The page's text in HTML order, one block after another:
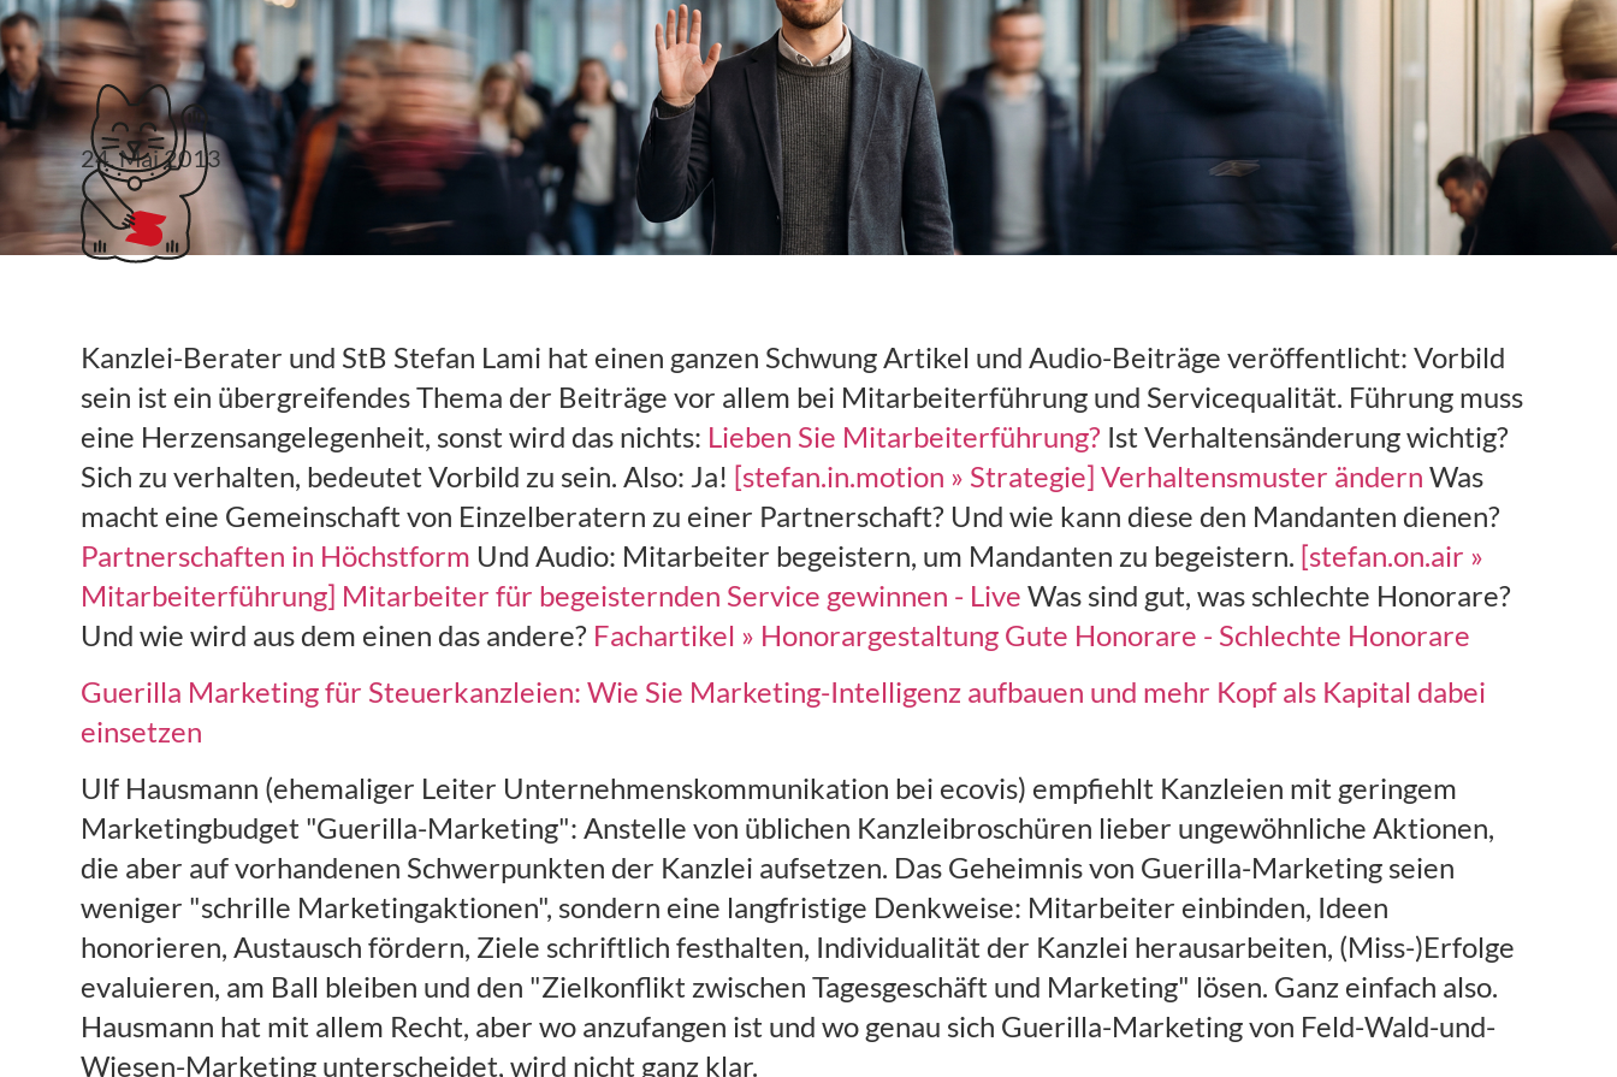
Links 21. KW
24. Mai 2013
Kanzlei-Berater und StB Stefan Lami hat einen ganzen Schwung Artikel und Audio-Beiträge veröffentlicht: Vorbild
sein ist ein übergreifendes Thema der Beiträge vor allem bei Mitarbeiterführung und Servicequalität. Führung muss
eine Herzensangelegenheit, sonst wird das nichts: Lieben Sie Mitarbeiterführung? Ist Verhaltensänderung wichtig?
Sich zu verhalten, bedeutet Vorbild zu sein. Also: Ja! [stefan.in.motion » Strategie] Verhaltensmuster ändern Was
macht eine Gemeinschaft von Einzelberatern zu einer Partnerschaft? Und wie kann diese den Mandanten dienen?
Partnerschaften in Höchstform Und Audio: Mitarbeiter begeistern, um Mandanten zu begeistern. [stefan.on.air »
Mitarbeiterführung] Mitarbeiter für begeisternden Service gewinnen - Live Was sind gut, was schlechte Honorare?
Und wie wird aus dem einen das andere? Fachartikel » Honorargestaltung Gute Honorare - Schlechte Honorare
Guerilla Marketing für Steuerkanzleien: Wie Sie Marketing-Intelligenz aufbauen und mehr Kopf als Kapital dabei
einsetzen
Ulf Hausmann (ehemaliger Leiter Unternehmenskommunikation bei ecovis) empfiehlt Kanzleien mit geringem
Marketingbudget "Guerilla-Marketing": Anstelle von üblichen Kanzleibroschüren lieber ungewöhnliche Aktionen,
die aber auf vorhandenen Schwerpunkten der Kanzlei aufsetzen. Das Geheimnis von Guerilla-Marketing seien
weniger "schrille Marketingaktionen", sondern eine langfristige Denkweise: Mitarbeiter einbinden, Ideen
honorieren, Austausch fördern, Ziele schriftlich festhalten, Individualität der Kanzlei herausarbeiten, (Miss-)Erfolge
evaluieren, am Ball bleiben und den "Zielkonflikt zwischen Tagesgeschäft und Marketing" lösen. Ganz einfach also.
Hausmann hat mit allem Recht, aber wo anzufangen ist und wo genau sich Guerilla-Marketing von Feld-Wald-und-
Wiesen-Marketing unterscheidet, wird nicht ganz klar.